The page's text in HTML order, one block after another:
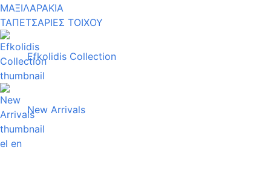
ΜΑΞΙΛΑΡΑΚΙΑ
ΤΑΠΕΤΣΑΡΙΕΣ ΤΟΙΧΟΥ
Efkolidis Collection
New Arrivals
el en